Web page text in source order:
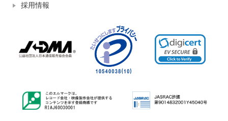
採用情報